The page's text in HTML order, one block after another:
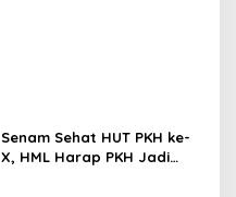
Senam Sehat HUT PKH ke-
X, HML Harap PKH Jadi